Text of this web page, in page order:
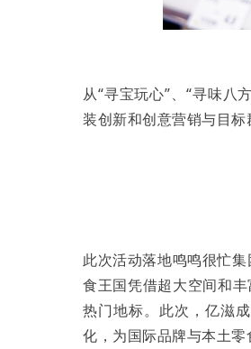
从“寻宝玩心”、“寻味八
装创新和创意营销与目标
此次活动落地鸣鸣很忙
食王国凭借超大空间和
热门地标。此次，亿滋
化，为国际品牌与本土零